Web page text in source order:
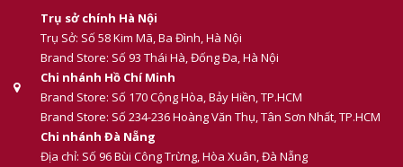
Trụ sở chính Hà Nội
Trụ Sở: Số 58 Kim Mã, Ba Đình, Hà Nội
Brand Store: Số 93 Thái Hà, Đống Đa, Hà Nội
Chi nhánh Hồ Chí Minh
Brand Store: Số 170 Cộng Hòa, Bảy Hiền, TP.HCM
Brand Store: Số 234-236 Hoàng Văn Thụ, Tân Sơn Nhất, TP.HCM
Chi nhánh Đà Nẵng
Địa chỉ: Số 96 Bùi Công Trừng, Hòa Xuân, Đà Nẵng